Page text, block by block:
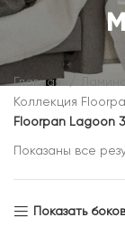
Главная
Коллекция
Floorpan Lagoon
Показаны все
Показать